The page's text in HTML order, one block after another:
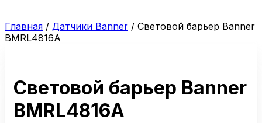
Главная / Датчики Banner / Световой барьер Banner
BMRL4816A
Световой барьер Banner
BMRL4816A